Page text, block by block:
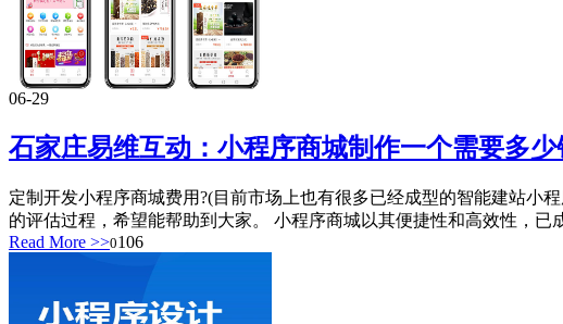
06-29
石家庄易维互动：小程序商城制作一个需要多少
定制开发小程序商城费用?(目前市场上也有很多已经成型的智能建站小
的评估过程，希望能帮助到大家。 小程序商城以其便捷性和高效性，
Read More >>0106